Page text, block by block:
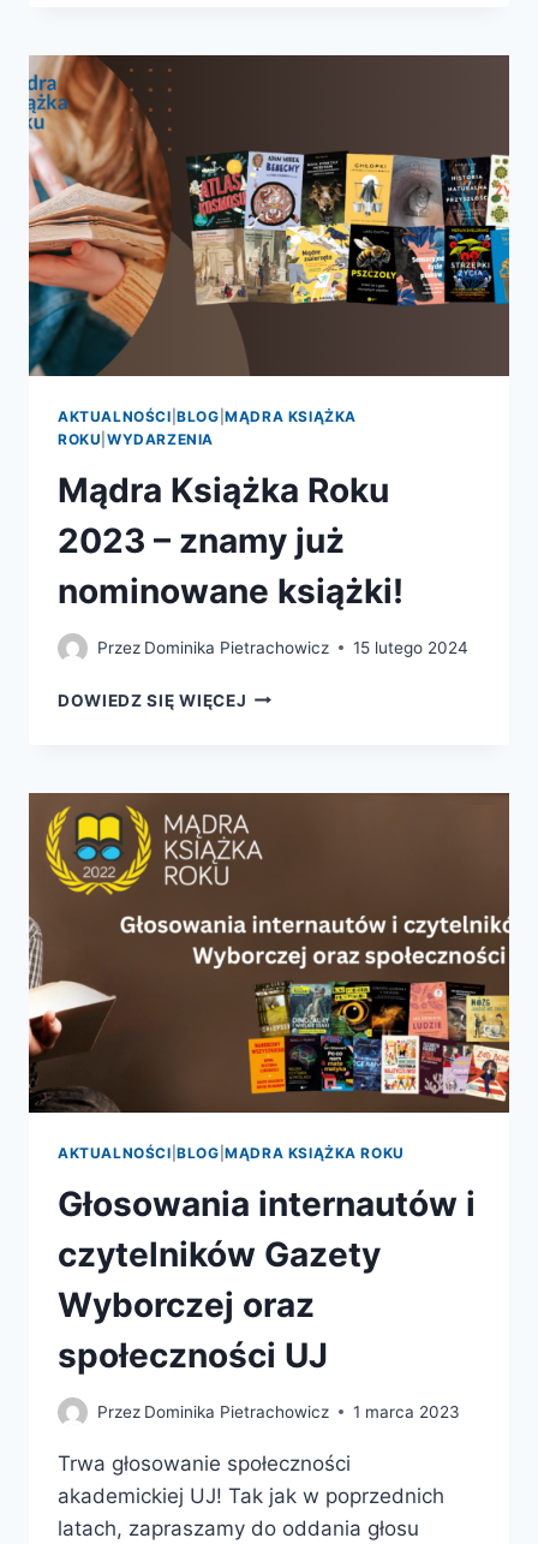
GAZETY
UJ
NA
MĄDRĄ
KSIĄŻKĘ
ROKU
2023
AKTUALNOŚCI |BLOG |MĄDRA KSIĄŻKA
ROKU WYDARZENIA
Mądra Książka Roku
2023 – znamy już
nominowane książki!
Przez Dominika Pietrachowicz 15 lutego 2024
DOWIEDZ SIĘ WIĘCEJ MĄDRA
–
ZNAMY
JUŻ
AKTUALNOŚCI |BLOG |MĄDRA KSIĄŻKA ROKU
Głosowania internautów i
czytelników Gazety
Wyborczej oraz
społeczności UJ
Przez Dominika Pietrachowicz 1 marca 2023
Trwa głosowanie społeczności
akademickiej UJ! Tak jak w poprzednich
latach, zapraszamy do oddania głosu